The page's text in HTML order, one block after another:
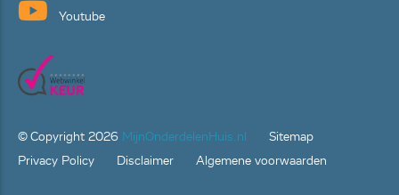
Youtube
© Copyright 2026 MijnOnderdelenHuis.nl
Sitemap
Privacy Policy
Disclaimer Algemene voorwaarden